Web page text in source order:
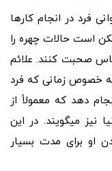
فرد در انجام کارها
است حالات چهره را
صحبت کنند. علائم
خصوص زمانی که فرد
دهد که معمولاً از
نیز میگویند. در این
او برای مدت بسیار